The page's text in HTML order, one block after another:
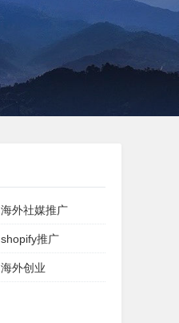
海外社媒推广
shopify推广
海外创业